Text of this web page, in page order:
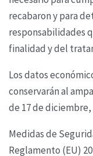
recabaron y para
responsabilidades
finalidad y del
Los datos
conservarán al
de 17 de
Medidas de
Reglamento (EU)